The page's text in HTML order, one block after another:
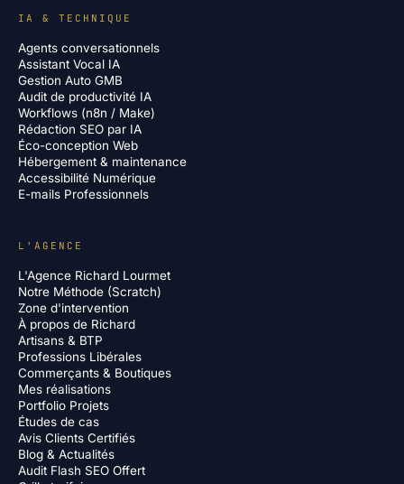
IA & TECHNIQUE
Agents conversationnels
Assistant Vocal IA
Gestion Auto GMB
Audit de productivité IA
Workflows (n8n / Make)
Rédaction SEO par IA
Éco-conception Web
Hébergement & maintenance
Accessibilité Numérique
E-mails Professionnels
L'AGENCE
L'Agence Richard Lourmet
Notre Méthode (Scratch)
Zone d'intervention
À propos de Richard
Artisans & BTP
Professions Libérales
Commerçants & Boutiques
Mes réalisations
Portfolio Projets
Études de cas
Avis Clients Certifiés
Blog & Actualités
Audit Flash SEO Offert